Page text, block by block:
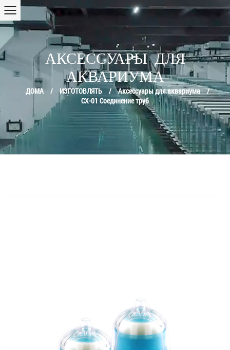
АКСЕССУАРЫ ДЛЯ
АКВАРИУМА
ДОМА / ИЗГОТОВЛЯТЬ / Аксессуары для аквариума /
CX-01 Соединение труб